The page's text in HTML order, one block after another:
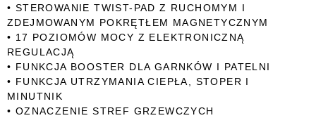
• STEROWANIE TWIST-PAD Z RUCHOMYM I
ZDEJMOWANYM POKRĘTŁEM MAGNETYCZNYM
• 17 POZIOMÓW MOCY Z ELEKTRONICZNĄ
REGULACJĄ
• FUNKCJA BOOSTER DLA GARNKÓW I PATELNI
• FUNKCJA UTRZYMANIA CIEPŁA, STOPER I
MINUTNIK
• OZNACZENIE STREF GRZEWCZYCH